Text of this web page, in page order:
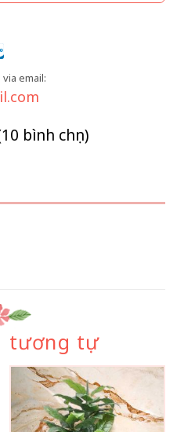
email:
bình chọn)
tương tự